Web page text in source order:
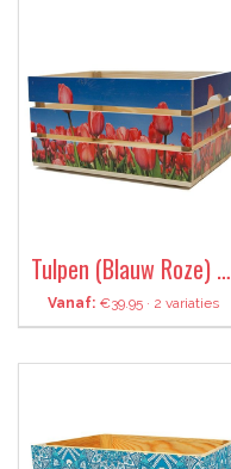
Tulpen (Blauw Roze) - Fietskrat
Vanaf: €39.95 · 2 variaties